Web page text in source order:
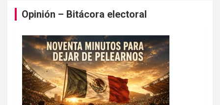
Opinión – Bitácora electoral